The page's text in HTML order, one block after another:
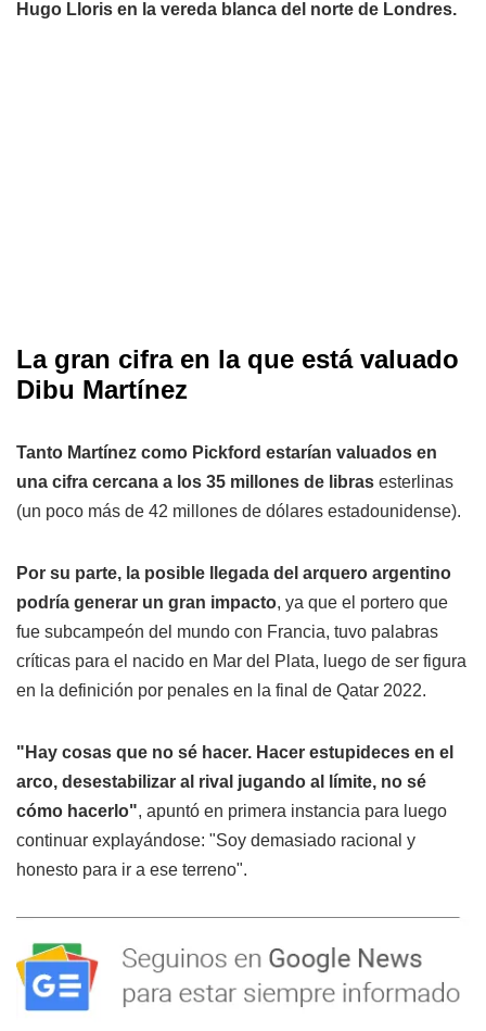
Hugo Lloris en la vereda blanca del norte de Londres.
La gran cifra en la que está valuado
Dibu Martínez
Tanto Martínez como Pickford estarían valuados en
una cifra cercana a los 35 millones de libras esterlinas
(un poco más de 42 millones de dólares estadounidense).
Por su parte, la posible llegada del arquero argentino
podría generar un gran impacto, ya que el portero que
fue subcampeón del mundo con Francia, tuvo palabras
críticas para el nacido en Mar del Plata, luego de ser figura
en la definición por penales en la final de Qatar 2022.
"Hay cosas que no sé hacer. Hacer estupideces en el
arco, desestabilizar al rival jugando al límite, no sé
cómo hacerlo", apuntó en primera instancia para luego
continuar explayándose: "Soy demasiado racional y
honesto para ir a ese terreno".